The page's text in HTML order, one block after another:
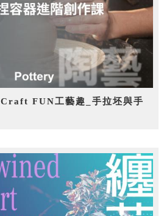
FUN工藝趣_手拉坯與手